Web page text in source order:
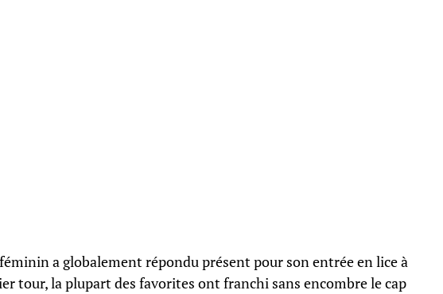
a globalement répondu présent pour son entrée en lice à
tour, la plupart des favorites ont franchi sans encombre le cap